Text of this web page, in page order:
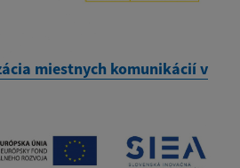
miestnych komunikácií v